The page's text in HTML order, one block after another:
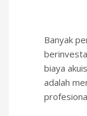
Banyak
biaya
adalah